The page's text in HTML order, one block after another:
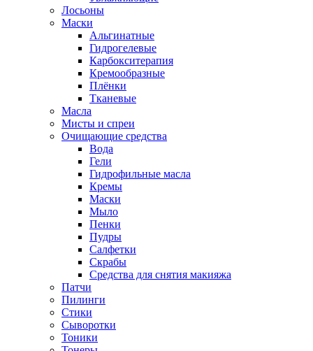
Лосьоны
Маски
Альгинатные
Гидрогелевые
Карбокситерапия
Кремообразные
Плёнки
Тканевые
Масла
Мисты и спреи
Очищающие средства
Вода
Гели
Гидрофильные масла
Кремы
Маски
Мыло
Пенки
Пудры
Салфетки
Скрабы
Средства для снятия макияжа
Патчи
Пилинги
Стики
Сыворотки
Тоники